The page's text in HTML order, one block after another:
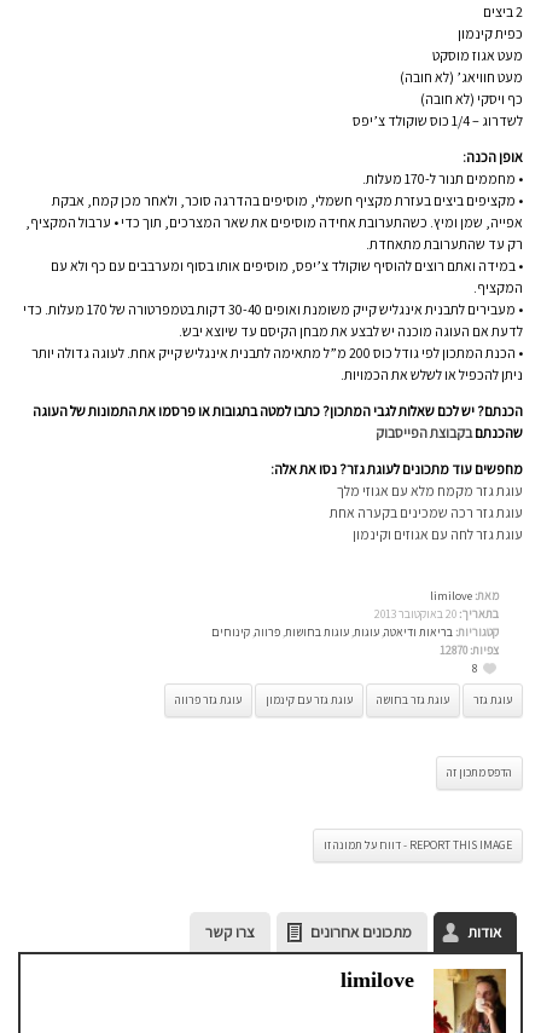
2 ביצים
כפית קינמון
מעט אגוז מוסקט
מעט חוויאג’ (לא חובה)
כף ויסקי (לא חובה)
לשדרוג – 1/4 כוס שוקולד צ’יפס
אופן הכנה:
• מחממים תנור ל-170 מעלות.
• מקציפים ביצים בעזרת מקציף חשמלי, מוסיפים בהדרגה סוכר, ולאחר מכן קמח, אבקת
אפייה, שמן ומיץ. כשהתערובת אחידה מוסיפים את שאר המצרכים, תוך כדי • ערבול המקציף,
רק עד שהתערובת מתאחדת.
• במידה ואתם רוצים להוסיף שוקולד צ’יפס, מוסיפים אותו בסוף ומערבבים עם כף ולא עם
המקציף.
• מעבירים לתבנית אינגליש קייק משומנת ואופים 30-40 דקות בטמפרטורה של 170 מעלות. כדי
לדעת אם העוגה מוכנה יש לבצע את מבחן הקיסם עד שיוצא יבש.
• הכנת המתכון לפי גודל כוס 200 מ”ל מתאימה לתבנית אינגליש קייק אחת. לעוגה גדולה יותר
ניתן להכפיל או לשלש את הכמויות.
הכנתם? יש לכם שאלות לגבי המתכון? כתבו למטה בתגובות או פרסמו את התמונות של העוגה
שהכנתםבקבוצת הפייסבוק
מחפשים עוד מתכונים לעוגת גזר? נסו את אלה:
עוגת גזר מקמח מלא עם אגוזי מלך
עוגת גזר רכה שמכינים בקערה אחת
עוגת גזר לחה עם אגוזים וקינמון
מאת: limilove
בתאריך:
קטגוריות: בריאות ודיאטה,עוגות,עוגות בחושות,פרווה,קינוחים
צפיות: 12870
8
עוגת גזר
עוגת גזר בחושה עוגת גזר עם קינמון עוגת גזר פרווה
הדפס מתכון זה
REPORT THIS IMAGE - דווח על תמונה זו
אודות מתכונים אחרונים צרו קשר
limilove